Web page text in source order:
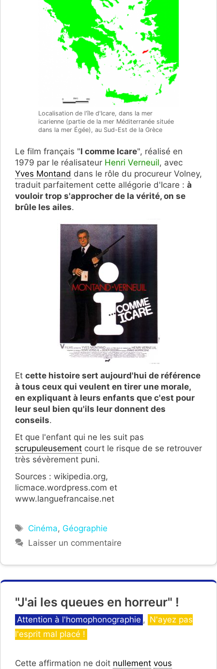
Localisation de l'île d'Icare, dans la mer
icarienne (partie de la mer Méditerranée située
dans la mer Égée), au Sud-Est de la Grèce
Le film français "I comme Icare", réalisé en
1979 par le réalisateur Henri Verneuil, avec
Yves Montand dans le rôle du procureur Volney,
traduit parfaitement cette allégorie d'Icare : à
vouloir trop s'approcher de la vérité, on se
brûle les ailes.
Et cette histoire sert aujourd'hui de référence
à tous ceux qui veulent en tirer une morale,
en expliquant à leurs enfants que c'est pour
leur seul bien qu'ils leur donnent des
conseils.
Et que l'enfant qui ne les suit pas
scrupuleusement court le risque de se retrouver
très sévèrement puni.
Sources : wikipedia.org,
licmace.wordpress.com et
www.languefrancaise.net
Étiquettes
Cinéma, Géographie
Laisser un commentaire
"J'ai les queues en horreur" !
Catégories
Attention à l'homophonographie , N'ayez pas
l'esprit mal placé !
Cette affirmation ne doit nullement vous